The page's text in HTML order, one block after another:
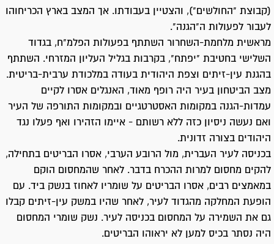
(קבוצת "החולשים"), והצטיין בעבודתו. אך המצב בארץ הכריחוהו
לעבור לפעולות ה"הגנה".
מראשית מלחמת-השחרור השתתף בפעולות הפלמ"ח, בגדוד
השלישי בחטיבת "יפתח", בקרבות בגליל העליון המזרחי. השתתף
בהגנת עין-זיתים וצפת היהודית בעודה במלכודת ערבית-בריטית.
מצב הביטחון בעיר היה רופף מאוד, האנגלים אסרו לקיים
עמדות-הגנה במקומות האסטרטגיים ובמקומות התורפה של העיר
ואם נעשה ניסיון כזה ללא רשותם - איימו הזהירו ואף פעלו נגד
היהודים בצורה זדונית.
בכניסה לעיר העברית, מול הרובע הערבי, אסרו הבריטים בתחילה,
להקים מחסום למרות ההכרח בדבר. לאחר שהמחסום הוקם
במאמצים רבים, אסרו הבריטים על שומריו לאחוז בנשק ביד. עם
הופעת המחלקה מהגדוד לעיר, לאחר שהיו במשק עין-זיתים קבלו
גם את השמירה על המחסום בכניסה לעיר. נשק שומרי המחסום
היה נסתר בכיס למען לא יראוהו הבריטים.